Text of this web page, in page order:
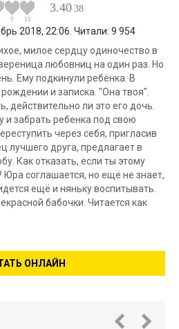
3.40 38
2018, 22:06. Читали: 9 954
милое сердцу одиночество в
любовниц на один раз. Но
Ему подкинули ребёнка. В
и записка. "Она твоя".
действительно ли это его дочь.
забрать ребенка под свою
через себя, пригласив
лучшего друга, предлагает в
Как отказать, если ты этому
Юра соглашается, но ещё не знает,
ещё и няньку воспитывать.
бабочки. Читается как
ОНЛАЙН